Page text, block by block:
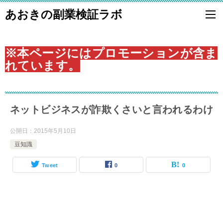
あおきの副業検証ラボ
※本ページにはプロモーションが含ま
れています。
ネットビジネスが詐欺くさいと言われるわけ
公開日： 2015年5月10日
豆知識
Tweet 0 0